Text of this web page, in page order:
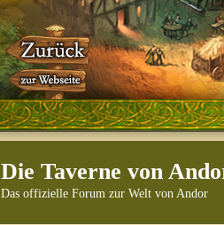
Die Taverne von
Das offizielle Forum zur Welt von Andor